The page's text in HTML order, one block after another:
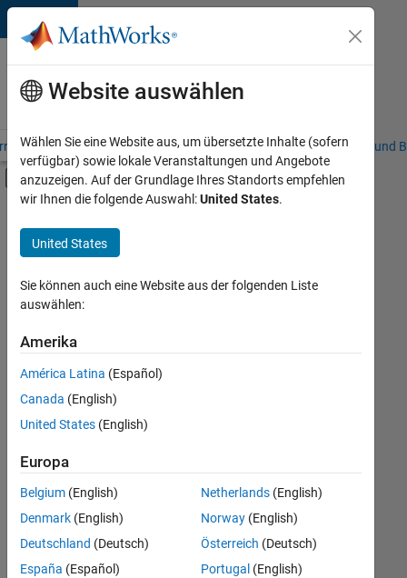
Weiter zum Inhalt
Karriere
bei
MathWorks
– Übersicht Stellensuche Niederlassungen Studierende und
Umschaltung für Off-Canvas-
Hauptinhalt
Education Sales
Sales Operations
Marketing Services
Business Model Team
Finance and Operations
Human Resources
+5
Derzeit
es
keine
offenen
Stellen,
Ihren
Suchkriterien
entsprechen.
können
die
Website auswählen
Wählen Sie eine Website aus, um übersetzte Inhalte (sofern
verfügbar) sowie lokale Veranstaltungen und Angebote
anzuzeigen. Auf der Grundlage Ihres Standorts empfehlen
wir Ihnen die folgende Auswahl:United States.
United States
Sie können auch eine Website aus der folgenden Liste
auswählen:
Amerika
América Latina (Español)
Canada (English)
United States (English)
Europa
Belgium (English)
Denmark (English)
Deutschland (Deutsch)
España (Español)
Netherlands(English)
Norway(English)
Österreich (Deutsch)
Portugal (English)